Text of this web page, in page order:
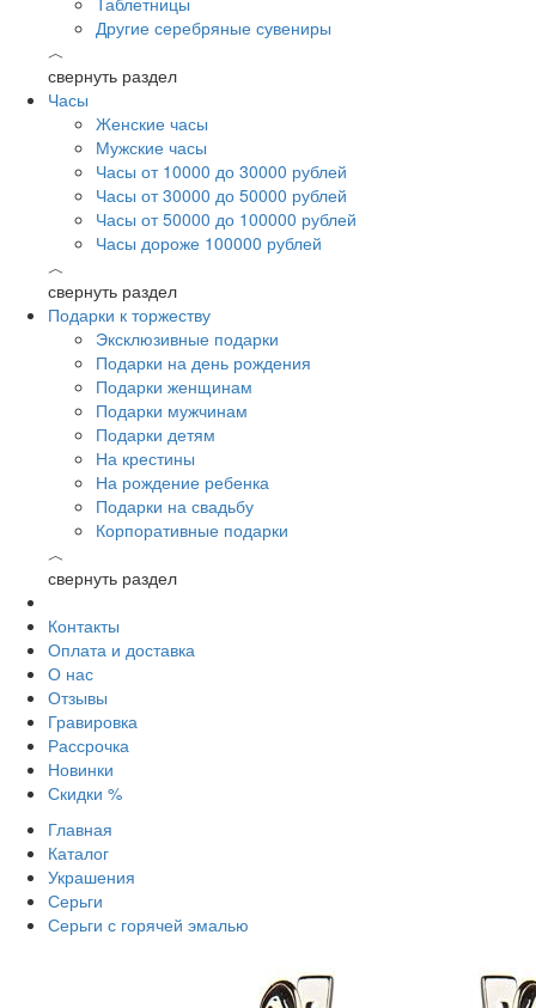
Другие серебряные сувениры
︿
свернуть раздел
Часы
Женские часы
Мужские часы
Часы от 10000 до 30000 рублей
Часы от 30000 до 50000 рублей
Часы от 50000 до 100000 рублей
Часы дороже 100000 рублей
︿
свернуть раздел
Подарки к торжеству
Эксклюзивные подарки
Подарки на день рождения
Подарки женщинам
Подарки мужчинам
Подарки детям
На крестины
На рождение ребенка
Подарки на свадьбу
Корпоративные подарки
︿
свернуть раздел
Контакты
Оплата и доставка
О нас
Отзывы
Гравировка
Рассрочка
Новинки
Скидки %
Главная
Каталог
Украшения
Серьги
Серьги с горячей эмалью